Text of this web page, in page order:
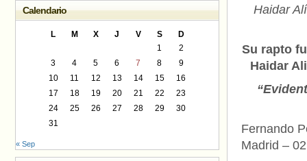
Haidar
Su rapto
Haidar
Fernando
Madrid –
Calendario
L M X J V S
D
1
2
3
4 5 6 7 8
9
10
11 12 13 14 15
16
17
18 19 20 21 22
23
24
25 26 27 28 29
30
31
« Sep